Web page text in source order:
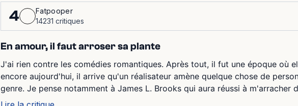
4
Fatpooper
14231 critiques
En amour, il faut arroser sa plante
J'ai rien contre les comédies romantiques. Après tout, il fut une époque où
encore aujourd'hui, il arrive qu'un réalisateur amène quelque chose de
genre. Je pense notamment à James L. Brooks qui aura réussi à m'arracher